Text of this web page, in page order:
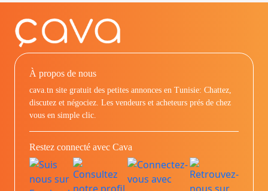
À propos de nous
cava.tn site gratuit des petites annonces en Tunisie: Chattez,
discutez et négociez. Les vendeurs et acheteurs prés de chez
vous en simple clic.
Restez connecté avec Cava